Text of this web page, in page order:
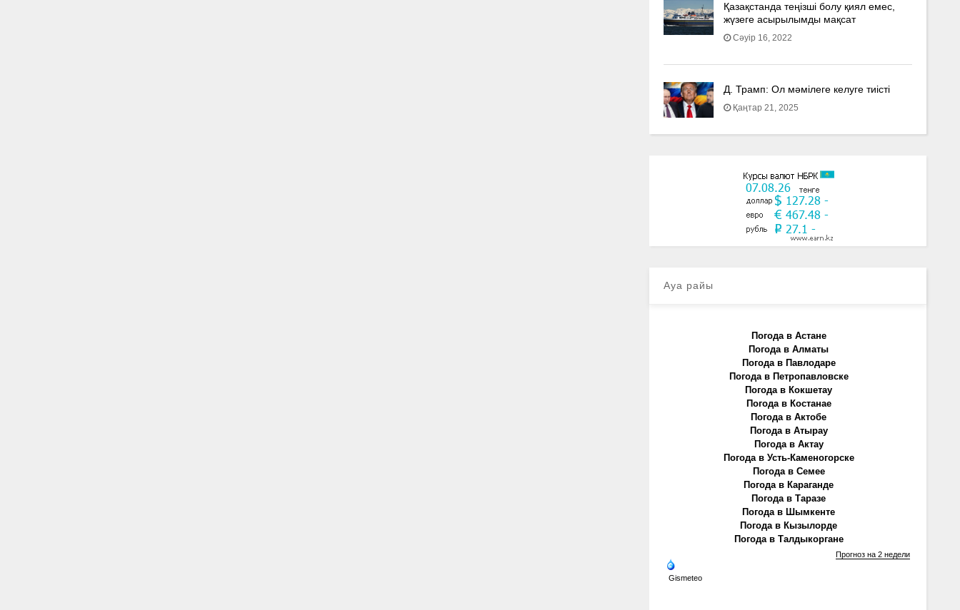
Қазақстанда теңізші болу қиял емес,
жүзеге асырылымды мақсат
Сәуір 16, 2022
Д. Трамп: Ол мәмілеге келуге тиісті
Қаңтар 21, 2025
Ауа райы
Погода в Астане
Погода в Алматы
Погода в Павлодаре
Погода в Петропавловске
Погода в Кокшетау
Погода в Костанае
Погода в Актобе
Погода в Атырау
Погода в Актау
Погода в Усть-Каменогорске
Погода в Семее
Погода в Караганде
Погода в Таразе
Погода в Шымкенте
Погода в Кызылорде
Погода в Талдыкоргане
Gismeteo
Прогноз на 2 недели